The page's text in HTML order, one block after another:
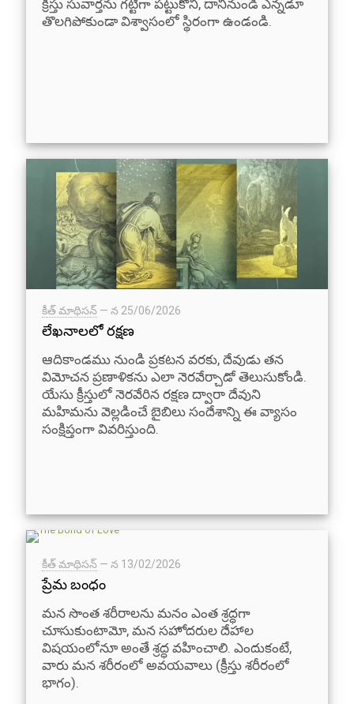
క్రీస్తు సువార్తను గట్టిగా పట్టుకొని, దానినుండి ఎన్నడూ
తొలగిపోకుండా విశ్వాసంలో స్థిరంగా ఉండండి.
కీత్ మాథిసన్ — న 25/06/2026
లేఖనాలలో రక్షణ
ఆదికాండము నుండి ప్రకటన వరకు, దేవుడు తన
విమోచన ప్రణాళికను ఎలా నెరవేర్చాడో తెలుసుకోండి.
యేసు క్రీస్తులో నెరవేరిన రక్షణ ద్వారా దేవుని
మహిమను వెల్లడించే బైబిలు సందేశాన్ని ఈ వ్యాసం
సంక్షిప్తంగా వివరిస్తుంది.
కీత్ మాథిసన్ — న 13/02/2026
ప్రేమ బంధం
మన సొంత శరీరాలను మనం ఎంత శ్రద్ధగా
చూసుకుంటామో, మన సహోదరుల దేహాల
విషయంలోనూ అంతే శ్రద్ధ వహించాలి. ఎందుకంటే,
వారు మన శరీరంలో అవయవాలు (క్రీస్తు శరీరంలో
భాగం).